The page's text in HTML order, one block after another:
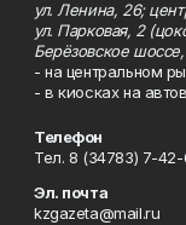
ул. Ленина, 26;
ул. Парковая, 2
Берёзовское
- на центральном
- в киосках на
Телефон
Тел. 8 (34783) 7-42-
Эл. почта
kzgazeta@mail.ru